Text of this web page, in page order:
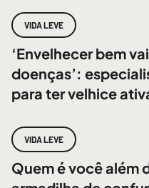
VIDA LEVE
‘Envelhecer bem
doenças’:
para ter velhice
VIDA LEVE
Quem é você além